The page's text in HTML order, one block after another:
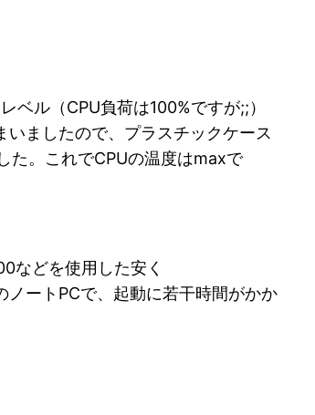
ル（CPU負荷は100%ですが;;）
ましたので、プラスチックケース
た。これでCPUの温度はmaxで
などを使用した安く
ートPCで、起動に若干時間がかか